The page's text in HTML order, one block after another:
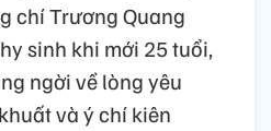
chí Trương Quang
sinh khi mới 25 tuổi,
ngời về lòng yêu
và ý chí kiên